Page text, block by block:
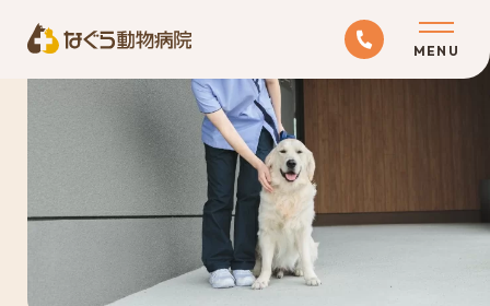
当院について